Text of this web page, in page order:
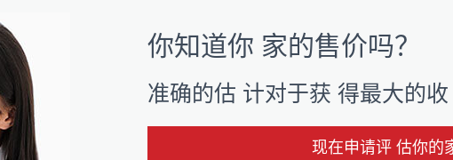
你知道你 家的售价吗？
准确的估 计对于获 得最大的收
现在申请评 估你的